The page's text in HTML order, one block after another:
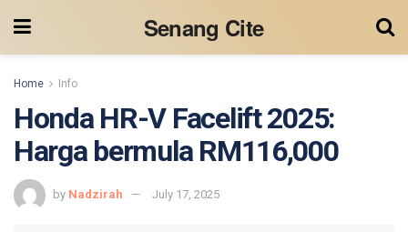
Senang Cite
Home Info
Honda HR-V Facelift 2025:
Harga bermula RM116,000
by Nadzirah July 17, 2025